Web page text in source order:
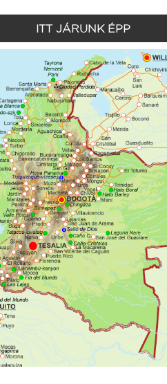
ITT JÁRUNK ÉPP